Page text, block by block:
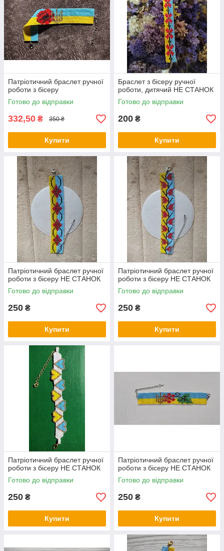
Патріотичний браслет ручної
роботи з бісеру
Готово до відправки
332,50 ₴ 350 ₴
Купити
Браслет з бісеру ручної
роботи, дитячий НЕ СТАНОК
Готово до відправки
200 ₴
Купити
Патріотичний браслет ручної
роботи з бісеру НЕ СТАНОК
Готово до відправки
250 ₴
Купити
Патріотичний браслет ручної
роботи з бісеру НЕ СТАНОК
Готово до відправки
250 ₴
Купити
Патріотичний браслет ручної
роботи з бісеру НЕ СТАНОК
Готово до відправки
250 ₴
Купити
Патріотичний браслет ручної
роботи з бісеру НЕ СТАНОК
Готово до відправки
250 ₴
Купити